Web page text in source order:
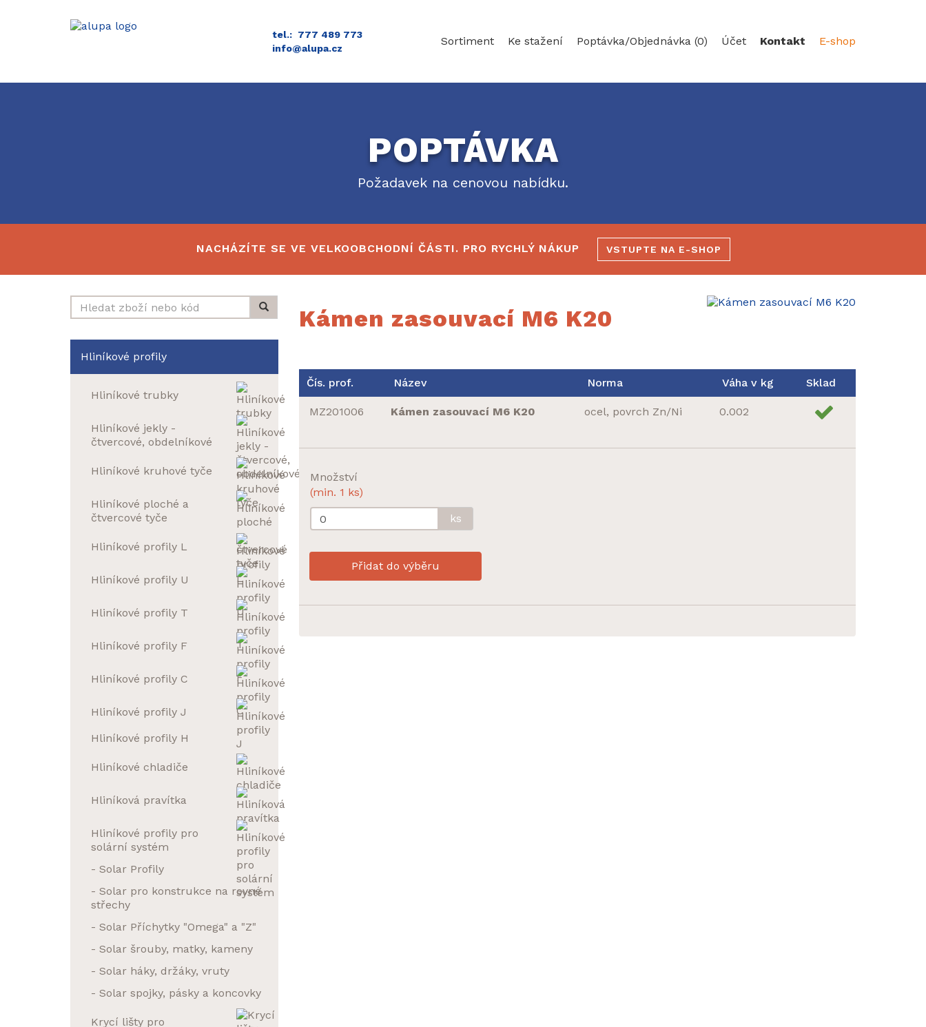
tel.: 777 489 773
info@alupa.cz
Sortiment Ke stažení Poptávka/Objednávka (0) Účet Kontakt E-shop
POPTÁVKA
Požadavek na cenovou nabídku.
NACHÁZÍTE SE VE VELKOOBCHODNÍ ČÁSTI. PRO RYCHLÝ NÁKUP VSTUPTE NA E-SHOP
Hliníkové profily
Hliníkové trubky
Hliníkové jekly -
čtvercové, obdelníkové
Hliníkové kruhové tyče
Hliníkové ploché a
čtvercové tyče
Hliníkové profily L
Hliníkové profily U
Hliníkové profily T
Hliníkové profily F
Hliníkové profily C
Hliníkové profily J
Hliníkové profily H
Hliníkové chladiče
Hliníková pravítka
Hliníkové profily pro
solární systém
- Solar Profily
- Solar pro konstrukce na rovné
střechy
- Solar Příchytky "Omega" a "Z"
- Solar šrouby, matky, kameny
- Solar háky, držáky, vruty
- Solar spojky, pásky a koncovky
Krycí lišty pro
Kámen zasouvací M6 K20
Čís. prof. Název Norma Váha v kg Sklad
MZ201006 Kámen zasouvací M6 K20 ocel, povrch Zn/Ni 0.002
Množství
(min. 1 ks)
ks
Přidat do výběru